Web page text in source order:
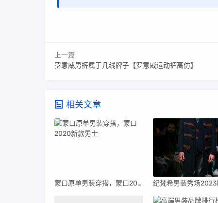
上一篇
罗意威男裤属于几线牌子【罗意威运动裤高仿】
相关文章
蒙口原单男装穿搭，蒙口2020新款男士